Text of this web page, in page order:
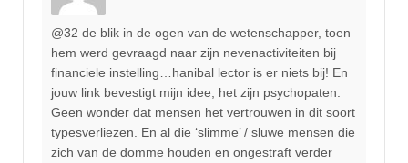
@32 de blik in de ogen van de wetenschapper, toen
hem werd gevraagd naar zijn nevenactiviteiten bij
financiele instelling…hanibal lector is er niets bij! En
jouw link bevestigt mijn idee, het zijn psychopaten.
Geen wonder dat mensen het vertrouwen in dit soort
typesverliezen. En al die ‘slimme’ / sluwe mensen die
zich van de domme houden en ongestraft verder